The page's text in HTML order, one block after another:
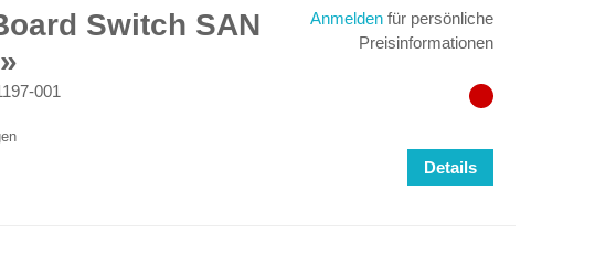
Switch SAN
001
Anmelden für persönliche
Preisinformationen
Details